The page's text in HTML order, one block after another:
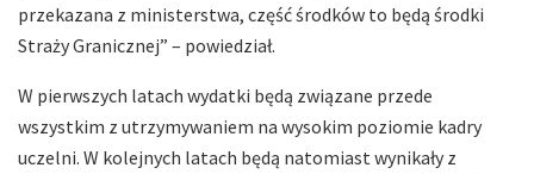
przekazana z ministerstwa, część środków to będą środki
Straży Granicznej” – powiedział.
W pierwszych latach wydatki będą związane przede
wszystkim z utrzymywaniem na wysokim poziomie kadry
uczelni. W kolejnych latach będą natomiast wynikały z